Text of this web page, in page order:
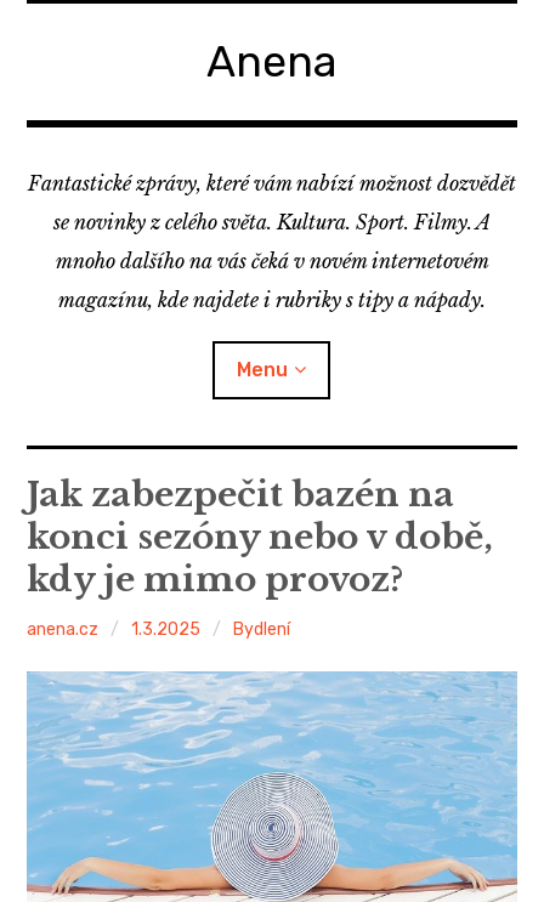
Anena
Fantastické zprávy, které vám nabízí možnost dozvědět
se novinky z celého světa. Kultura. Sport. Filmy. A
mnoho dalšího na vás čeká v novém internetovém
magazínu, kde najdete i rubriky s tipy a nápady.
Menu
Jak zabezpečit bazén na
konci sezóny nebo v době,
kdy je mimo provoz?
anena.cz 1.3.2025 Bydlení